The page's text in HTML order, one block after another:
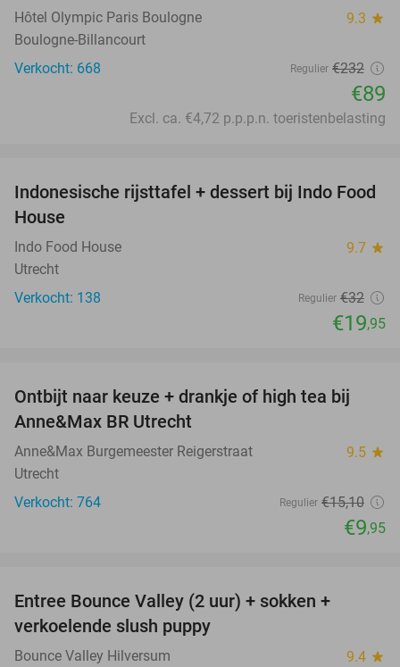
Hôtel Olympic Paris Boulogne 9.3 star
Boulogne-Billancourt
Verkocht: 668
Regulier €232
€89
Excl. ca. €4,72 p.p.p.n. toeristenbelasting
38%
Indonesische rijsttafel + dessert bij Indo Food
House
Indo Food House 9.7 star
Utrecht
Verkocht: 138
Regulier €32
€19,95
34%
Ontbijt naar keuze + drankje of high tea bij
Anne&Max BR Utrecht
Anne&Max Burgemeester Reigerstraat 9.5 star
Utrecht
Verkocht: 764
Regulier €15,10
€9,95
Entree Bounce Valley (2 uur) + sokken +
verkoelende slush puppy
Bounce Valley Hilversum 9.4 star